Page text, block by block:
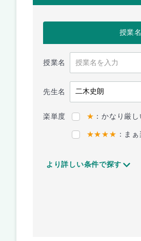
授業名
授業名
先生名
楽単度 ★ ：かなり厳し
★★★★ ：ま
より詳しい条件で探す